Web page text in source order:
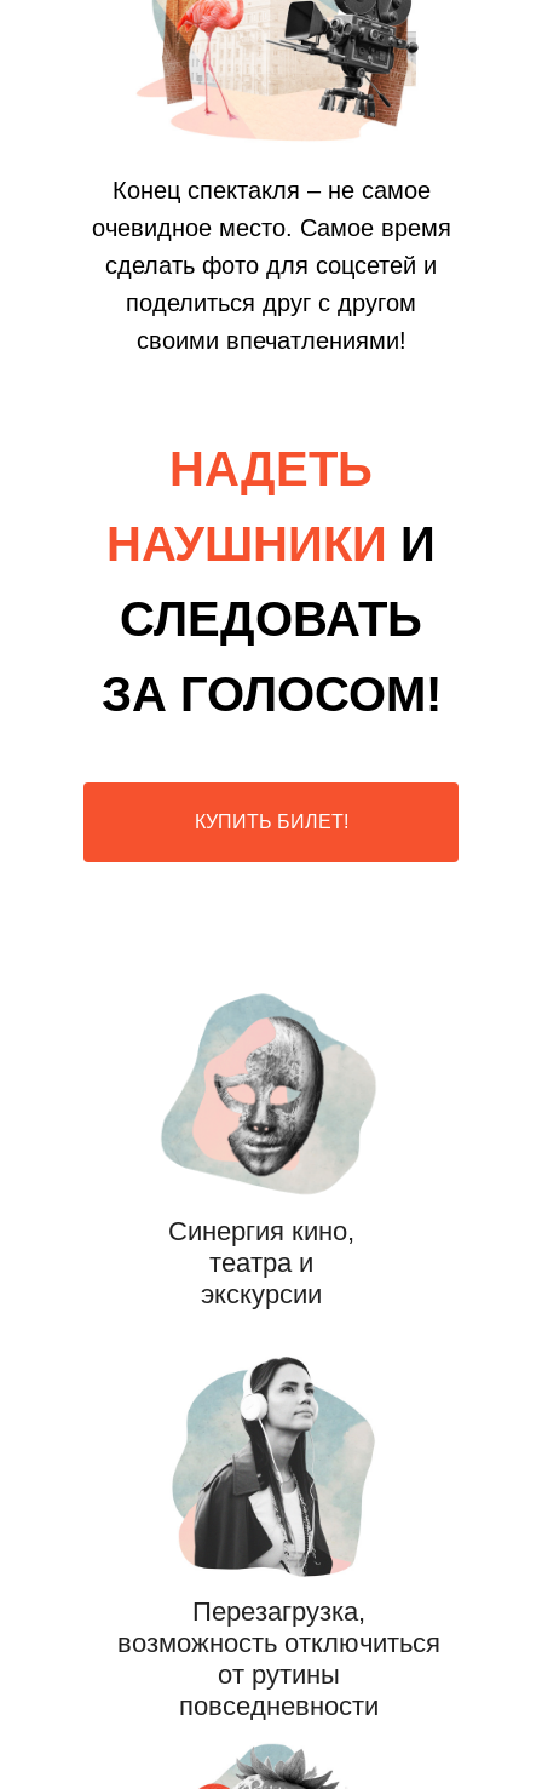
КУПИТЬ БИЛЕТ!
Конец спектакля – не самое
очевидное место. Самое время
сделать фото для соцсетей и
поделиться друг с другом
своими впечатлениями!
НАДЕТЬ
НАУШНИКИ И
СЛЕДОВАТЬ
ЗА ГОЛОСОМ!
Синергия кино,
театра и
экскурсии
Перезагрузка,
возможность отключиться
от рутины
повседневности